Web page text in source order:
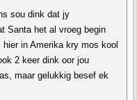
sou dink dat jy
Santa het al vroeg begin
in Amerika kry mos kool
2 keer dink oor jou
maar gelukkig besef ek